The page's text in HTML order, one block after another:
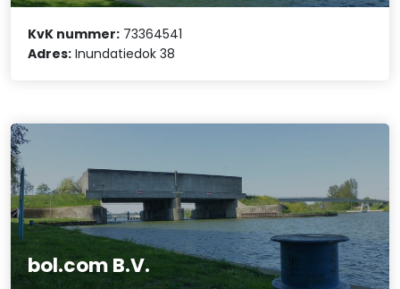
KvK nummer: 73364541
Adres: Inundatiedok 38
bol.com B.V.